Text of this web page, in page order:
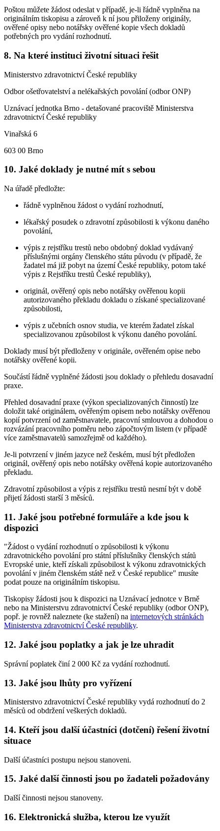
Poštou můžete žádost odeslat v případě, je-li řádně vyplněna na
originálním tiskopisu a zároveň k ní jsou přiloženy originály,
ověřené opisy nebo notářsky ověřené kopie všech dokladů
potřebných pro vydání rozhodnutí.
8. Na které instituci životní situaci řešit
Ministerstvo zdravotnictví České republiky
Odbor ošetřovatelství a nelékařských povolání (odbor ONP)
Uznávací jednotka Brno - detašované pracoviště Ministerstva
zdravotnictví České republiky
Vinařská 6
603 00 Brno
10. Jaké doklady je nutné mít s sebou
Na úřadě předložte:
řádně vyplněnou žádost o vydání rozhodnutí,
lékařský posudek o zdravotní způsobilosti k výkonu daného
povolání,
výpis z rejstříku trestů nebo obdobný doklad vydávaný
příslušnými orgány členského státu původu (v případě, že
žadatel má již pobyt na území České republiky, potom také
výpis z Rejstříku trestů České republiky),
originál, ověřený opis nebo notářsky ověřenou kopii
autorizovaného překladu dokladu o získané specializované
způsobilosti,
výpis z učebních osnov studia, ve kterém žadatel získal
specializovanou způsobilost k výkonu daného povolání.
Doklady musí být předloženy v originále, ověřeném opise nebo
notářsky ověřené kopii.
Součástí řádně vyplněné žádosti jsou doklady o přehledu dosavadní
praxe.
Přehled dosavadní praxe (výkon specializovaných činností) lze
doložit také originálem, ověřeným opisem nebo notářsky ověřenou
kopií potvrzení od zaměstnavatele, pracovní smlouvou a dohodou o
rozvázání pracovního poměru nebo zápočtovým listem (v případě
více zaměstnavatelů samozřejmě od každého).
Je-li potvrzení v jiném jazyce než českém, musí být předložen
originál, ověřený opis nebo notářsky ověřená kopie autorizovaného
překladu.
Zdravotní způsobilost a výpis z rejstříku trestů nesmí být v době
přijetí žádosti starší 3 měsíců.
11. Jaké jsou potřebné formuláře a kde jsou k
dispozici
"Žádost o vydání rozhodnutí o způsobilosti k výkonu
zdravotnického povolání pro státní příslušníky členských států
Evropské unie, kteří získali způsobilost k výkonu zdravotnických
povolání v jiném členském státě než v České republice" musíte
podat pouze na originálním tiskopisu.
Tiskopisy žádosti jsou k dispozici na Uznávací jednotce v Brně
nebo na Ministerstvu zdravotnictví České republiky (odbor ONP),
popř. je rovněž naleznete (ke stažení) na internetových stránkách
Ministerstva zdravotnictví České republiky.
12. Jaké jsou poplatky a jak je lze uhradit
Správní poplatek činí 2 000 Kč za vydání rozhodnutí.
13. Jaké jsou lhůty pro vyřízení
Ministerstvo zdravotnictví České republiky vydá rozhodnutí do 2
měsíců od obdržení veškerých dokladů.
14. Kteří jsou další účastníci (dotčení) řešení životní
situace
Další účastníci postupu nejsou stanoveni.
15. Jaké další činnosti jsou po žadateli požadovány
Další činnosti nejsou stanoveny.
16. Elektronická služba, kterou lze využít